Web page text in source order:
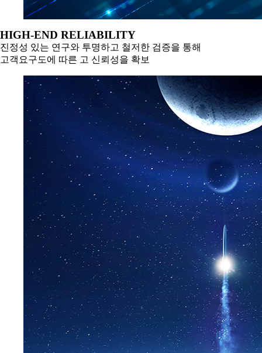
HIGH-END RELIABILITY
진정성 있는 연구와 투명하고 철저한 검증을 통해
고객요구도에 따른 고 신뢰성을 확보